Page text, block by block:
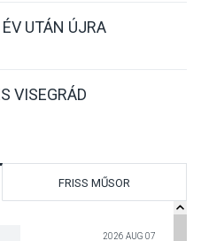
UTÁN ÚJRA
VISEGRÁD
FRISS MŰSOR
2026 AUG 07